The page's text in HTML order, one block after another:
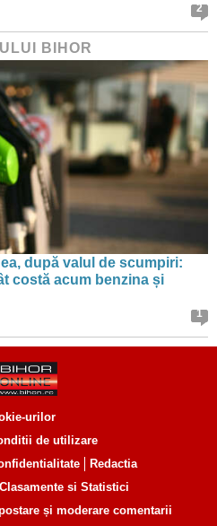
2
BIHOR
după valul de scumpiri:
costă acum benzina și
1
urilor
de utilizare
Redactia
și moderare comentarii